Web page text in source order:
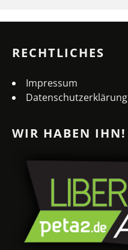
RECHTLICHES
Impressum
Datenschutzerklärung
WIR HABEN IHN!